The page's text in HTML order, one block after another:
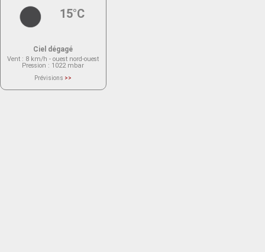
15°C
Ciel dégagé
Vent : 8 km/h - ouest nord-ouest
Pression : 1022 mbar
Prévisions >>
actuellement aucune prévision